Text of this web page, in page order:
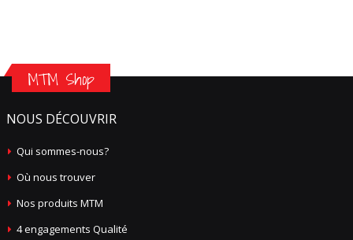
MTM Shop
NOUS DÉCOUVRIR
Qui sommes-nous?
Où nous trouver
Nos produits MTM
4 engagements Qualité